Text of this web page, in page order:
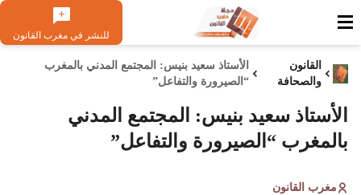
للنشر في مغرب القانون
القانون
والصحافة
الأستاذ سعيد بنيس: المجتمع المدني بالمغرب
“الصيرورة والتفاعل”
الأستاذ سعيد بنيس: المجتمع المدني
بالمغرب “الصيرورة والتفاعل”
مغرب القانون